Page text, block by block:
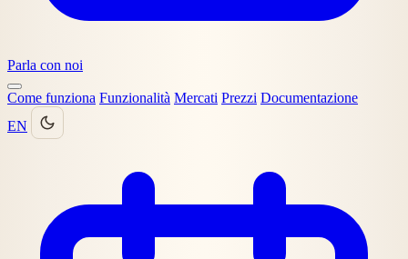
Parla con noi
Come funziona Funzionalità Mercati Prezzi Documentazione
EN